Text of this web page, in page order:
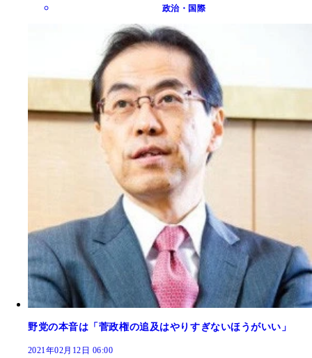
政治・国際
野党の本音は「菅政権の追及はやりすぎないほうがいい」
2021年02月12日 06:00